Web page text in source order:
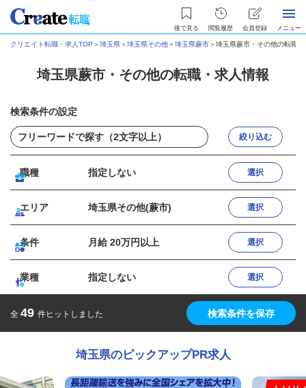
後で見る 閲覧履歴 会員登録 メニュー
クリエイト転職・求人TOP ＞埼玉県＞埼玉県その他＞埼玉県蕨市＞埼玉県蕨市・その他の転職
埼玉県蕨市・その他の転職・求人情報
検索条件の設定
絞り込む
職種 指定しない 選択
エリア 埼玉県その他(蕨市) 選択
条件 月給 20万円以上 選択
業種 指定しない 選択
全 49 件ヒットしました 検索条件を保存
埼玉県のピックアップPR求人